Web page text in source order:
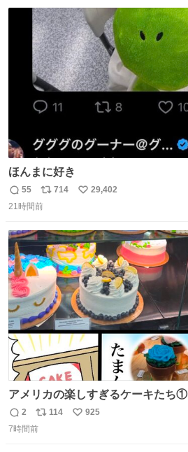
ト
数
数
ほんまに好き
返
信
55
リ
ポ
ト
数
714
い
数
29,402
21時間前
アメリカの楽しすぎるケーキたち①
返
信
2
リ
ポ
114
い
925
7時間前